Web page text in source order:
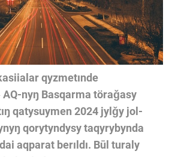
qyzmetınde
AQ-nyŋ Basqarma töraǧasy
qatysuymen 2024 jylǧy jol-
qorytyndysy taqyrybynda
aqparat berıldı. Būl turaly